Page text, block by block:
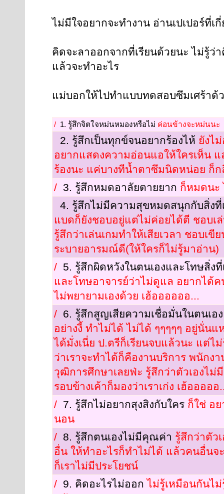
ไม่มีใจอยากจะทำงาน อ่านเปเปอร์ที่เ
คิดจะลาออกจากที่เรียนด้วยนะ ไม่รู้ว่
แล้วจะทำอะไร
แม่บอกให้ไปทำแบบทดสอบซึมเศร้าด้
/ 1. รู้สึกจิตใจหม่นหมองหรือไม่ ค่อนข้างจะหม่นนะ
2. รู้สึกเป็นทุกข์จนอยากร้องไห้ ยังไ
อยากแสดงความอ่อนแอให้ใครเห็น
ร้องนะ แค่บางทีน้ำตาซึมนิดหน่อย ก็
/ 3. รู้สึกหมดอาลัยตายยาก ก็หมดนะ
4. รู้สึกไม่มีความสุขหมดสนุกกับสิ่ง
แบดก็ยังชอบอยู่แต่ไม่ค่อยได้ตี ชอบเ
รู้สึกว่าเล่นเกมทำให้เสียเวลา ชอบเ
ระบายอารมณ์ดี(ให้ใครก็ไม่รู้มาอ่าน)
/ 5. รู้สึกผิดหวังในตนเองและโทษสิ่ง
และโทษอาจารย์ว่าไม่ดูแล อยากได้ค
ไม่พยายามเองด้วย เฮ้ออออออ...
/ 6. รู้สึกสูญเสียความเชื่อมั่นในตนเอ
อย่างงี้ ทำไม่ได้ ไม่ได้ ๆๆๆๆๆ อยู่นั่น
ได้มั่งเนี่ย ป.ตรีก็เรียนจบแล้วนะ แต่ไ
ว่าเราจะทำได้ก็คืองานบริการ พนักง
วุฒิการศึกษาเลยฟ่ะ รู้สึกว่าตัวเองไ
รอบข้างเค้าก็มองว่าเราเก่ง เฮ้ออออ
/ 7. รู้สึกไม่อยากสุงสิงกับใคร ก็ใช่ อ
นอน
/ 8. รู้สึกตนเองไม่มีคุณค่า รู้สึกว่าตัว
อื่น ให้ทำอะไรก็ทำไม่ได้ แล้วคนอื่นจ
ก็เราไม่มีประโยชน์
/ 9. คิดอะไรไม่ออกไม่รู้เหมือนกันไ